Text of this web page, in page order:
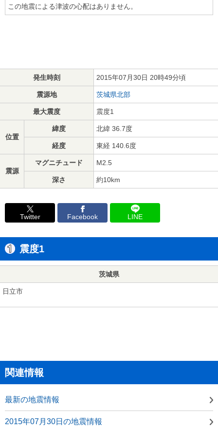
この地震による津波の心配はありません。
発生時刻 2015年07月30日 20時49分頃
震源地 茨城県北部
最大震度 震度1
位置
緯度 北緯 36.7度
経度 東経 140.6度
震源
マグニチュード M2.5
深さ 約10km
Twitter Facebook LINE
震度1
茨城県
日立市
関連情報
最新の地震情報
2015年07月30日の地震情報